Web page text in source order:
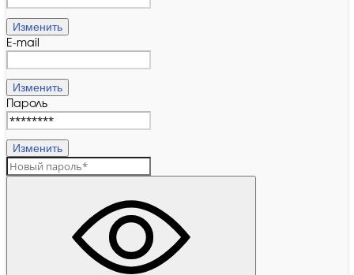
Изменить
E-mail
Изменить
Пароль
Изменить